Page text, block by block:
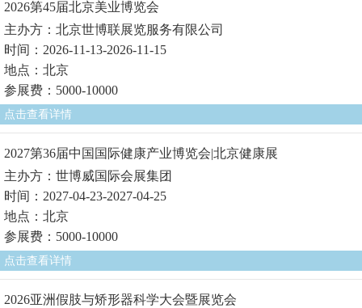
2026第45届北京美业博览会
主办方：北京世博联展览服务有限公司
时间：2026-11-13-2026-11-15
地点：北京
参展费：5000-10000
点击查看详情
2027第36届中国国际健康产业博览会|北京健康展
主办方：世博威国际会展集团
时间：2027-04-23-2027-04-25
地点：北京
参展费：5000-10000
点击查看详情
2026亚洲假肢与矫形器科学大会暨展览会